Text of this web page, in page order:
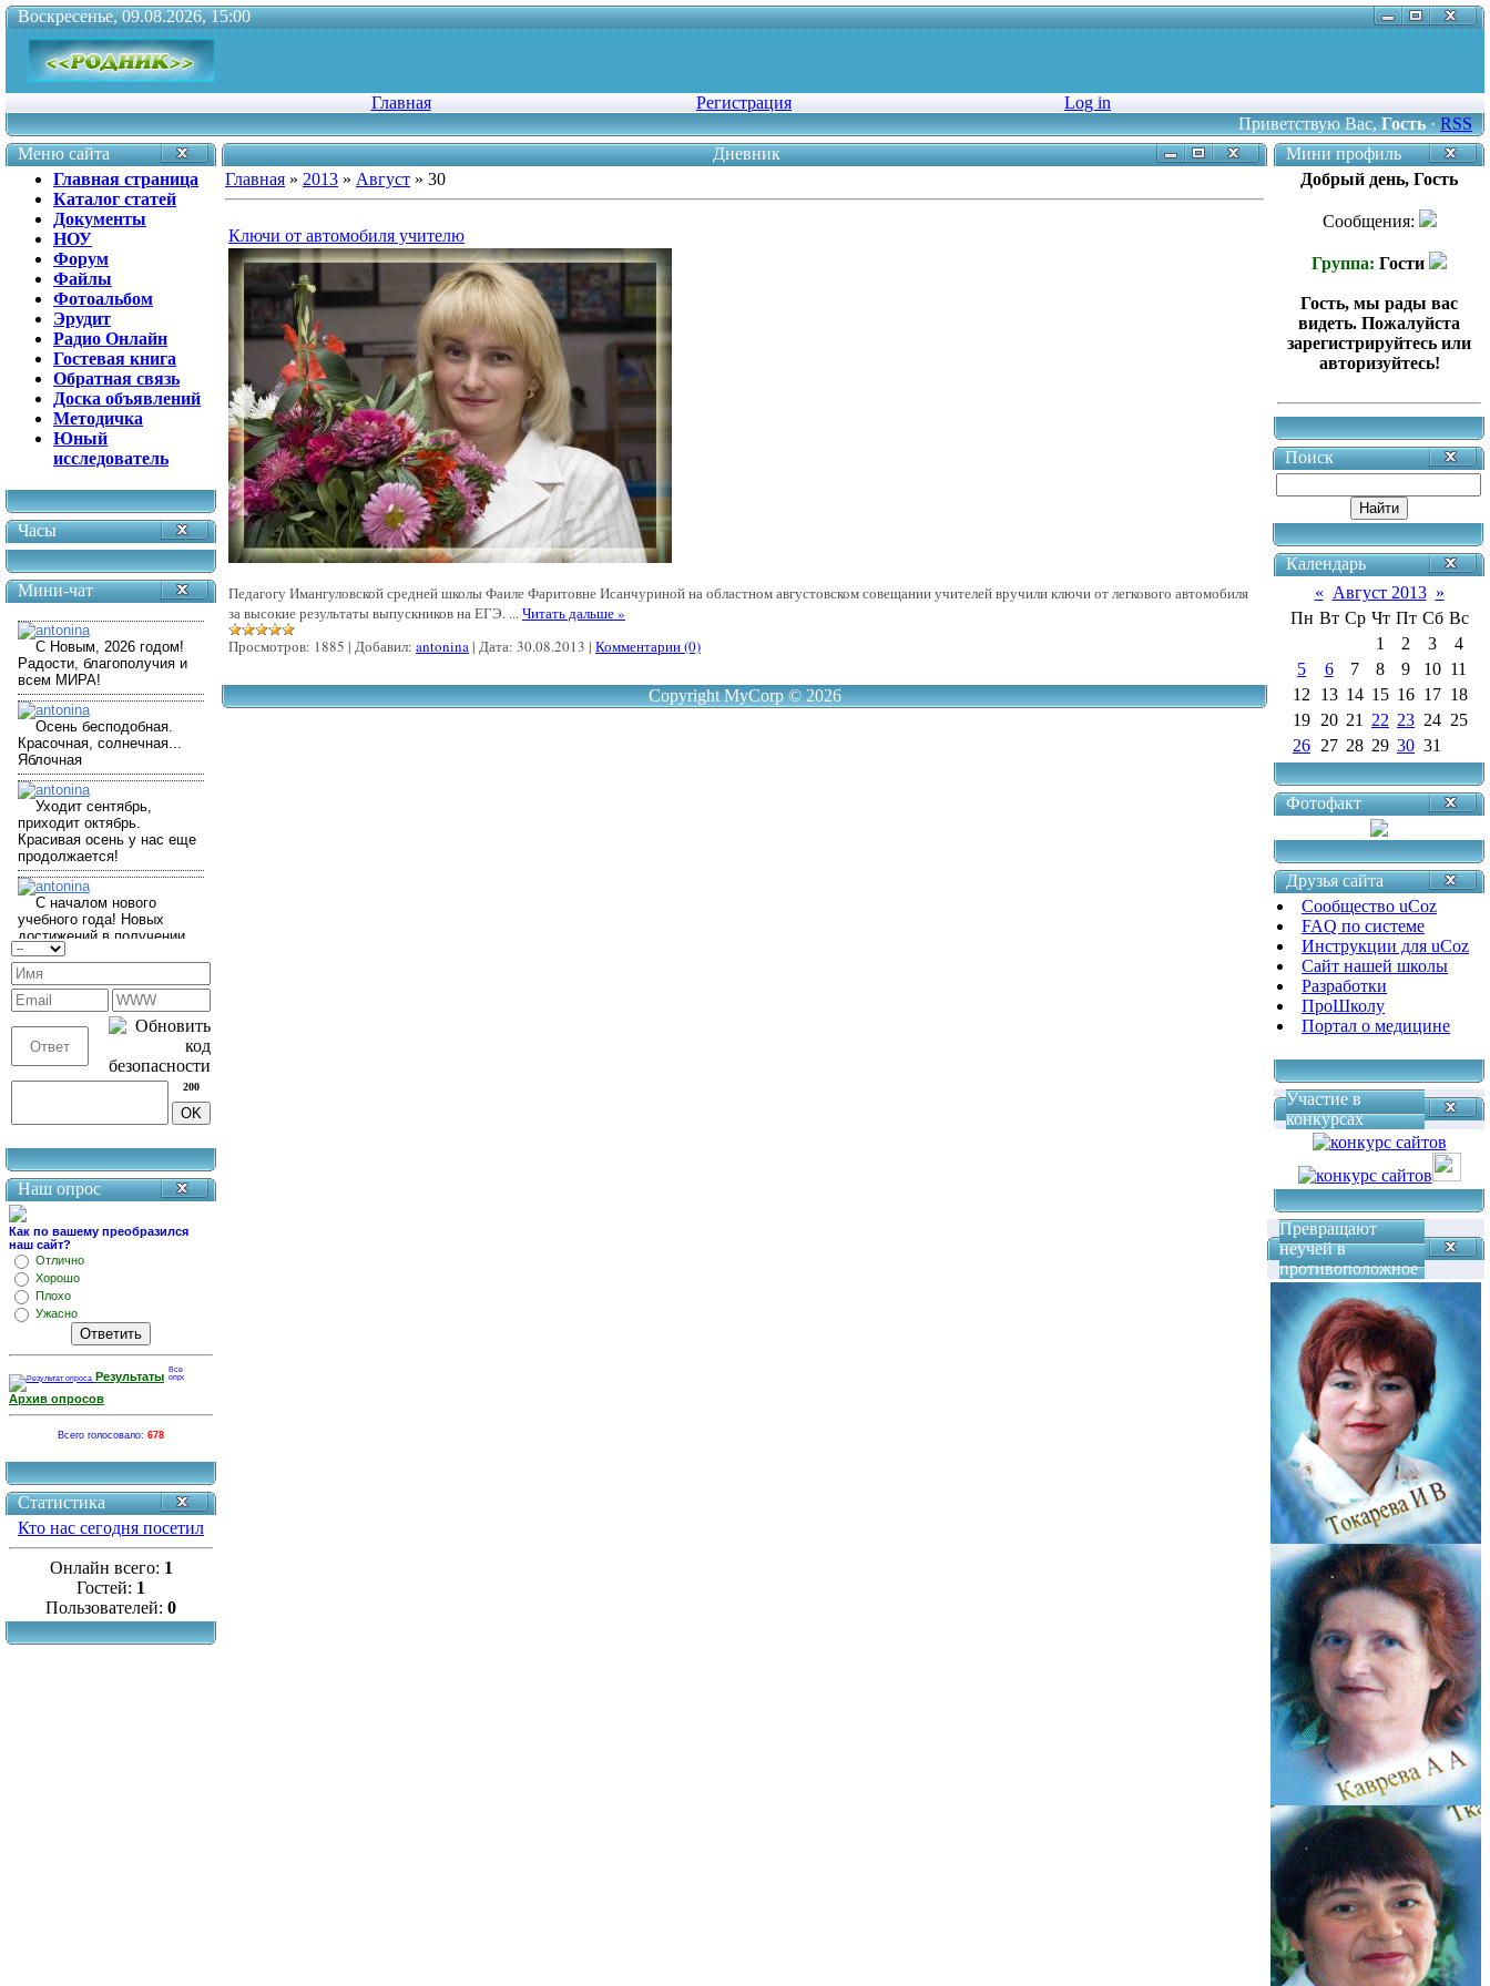
Воскресенье, 09.08.2026, 15:00
Главная Регистрация
Log in
Приветствую Вас,Гость·RSS
Меню сайта
Главная страница
Каталог статей
Документы
НОУ
Форум
Файлы
Фотоальбом
Эрудит
Радио Онлайн
Гостевая книга
Обратная связь
Доска объявлений
Методичка
Юный
исследователь
Часы
Мини-чат
200
Наш опрос
Как по вашему преобразился
наш сайт?
Отлично
Хорошо
Плохо
Ужасно
Результаты
Архив опросов
Всего голосовало: 678
Статистика
Кто нас сегодня посетил
Онлайн всего: 1
Гостей: 1
Пользователей: 0
Дневник
Главная » 2013 » Август » 30
Ключи от автомобиля учителю
Педагогу Имангуловской средней школы Фаиле Фаритовне Исанчуриной на областном августовском совещании учителей вручили ключи от легкового автомобиля
за высокие результаты выпускников на ЕГЭ. ...Читать дальше »
Просмотров: 1885 | Добавил: antonina| Дата: 30.08.2013 | Комментарии (0)
Copyright MyCorp © 2026
Мини профиль
Добрый день, Гость
Сообщения:
Группа: Гости
Гость, мы рады вас
видеть. Пожалуйста
зарегистрируйтесь или
авторизуйтесь!
Поиск
Календарь
« Август 2013 »
Пн Вт Ср Чт Пт Сб Вс
1
2 3
4
5
6 7 8 9 10 11
12
13 14 15 16 17 18
19 20 21 22 23 24 25
26 27 28 29 30 31
Фотофакт
Друзья сайта
Сообщество uCoz
FAQ по системе
Инструкции для uCoz
Сайт нашей школы
Разработки
ПроШколу
Портал о медицине
Участие в
конкурсах
Превращают
неучей в
противоположное